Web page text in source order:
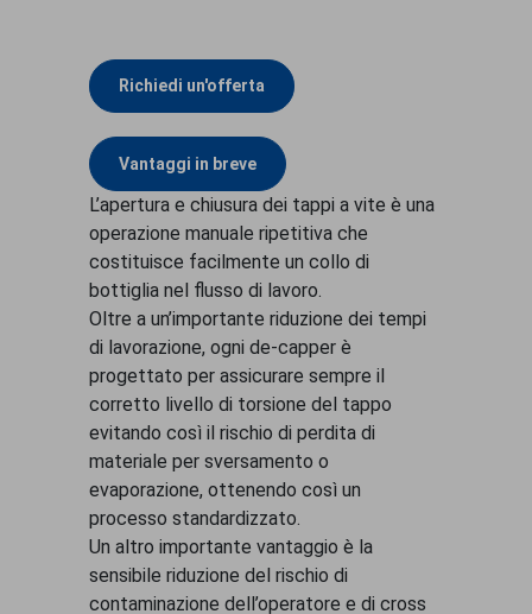
Richiedi un'offerta
Vantaggi in breve
L’apertura e chiusura dei tappi a vite è una
operazione manuale ripetitiva che
costituisce facilmente un collo di
bottiglia nel flusso di lavoro.
Oltre a un’importante riduzione dei tempi
di lavorazione, ogni de-capper è
progettato per assicurare sempre il
corretto livello di torsione del tappo
evitando così il rischio di perdita di
materiale per sversamento o
evaporazione, ottenendo così un
processo standardizzato.
Un altro importante vantaggio è la
sensibile riduzione del rischio di
contaminazione dell’operatore e di cross